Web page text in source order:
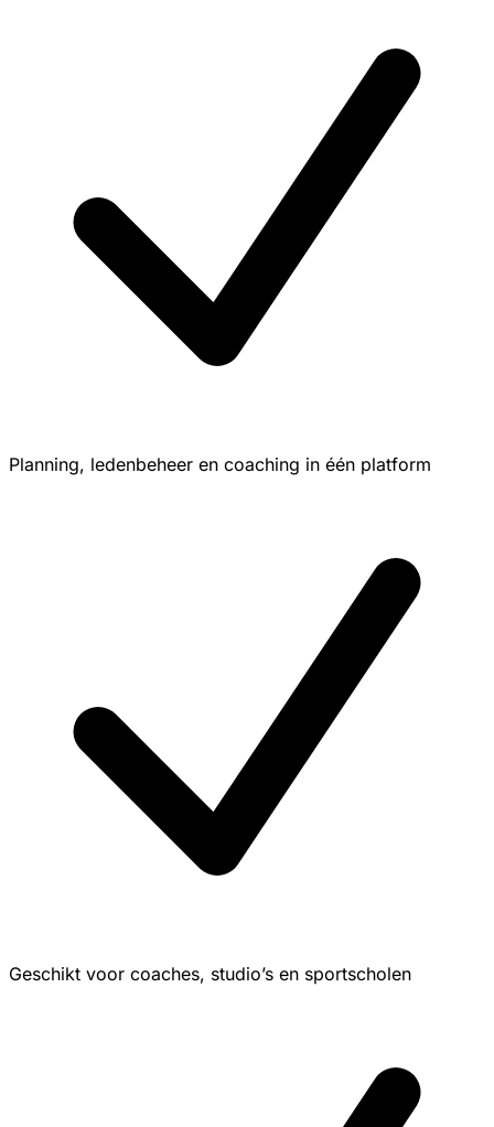
Planning, ledenbeheer en coaching in één platform
Geschikt voor coaches, studio’s en sportscholen